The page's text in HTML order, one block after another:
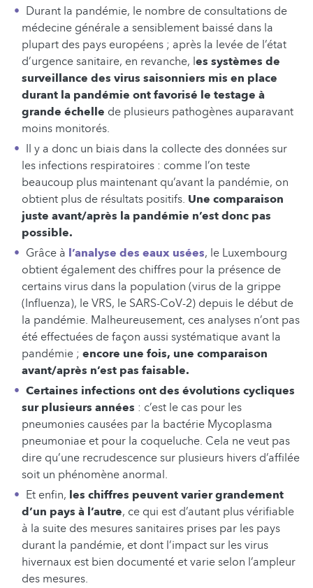
Durant la pandémie, le nombre de consultations de
médecine générale a sensiblement baissé dans la
plupart des pays européens ; après la levée de l’état
d’urgence sanitaire, en revanche, les systèmes de
surveillance des virus saisonniers mis en place
durant la pandémie ont favorisé le testage à
grande échelle de plusieurs pathogènes auparavant
moins monitorés.
Il y a donc un biais dans la collecte des données sur
les infections respiratoires : comme l’on teste
beaucoup plus maintenant qu’avant la pandémie, on
obtient plus de résultats positifs. Une comparaison
juste avant/après la pandémie n’est donc pas
possible.
Grâce à l’analyse des eaux usées, le Luxembourg
obtient également des chiffres pour la présence de
certains virus dans la population (virus de la grippe
(Influenza), le VRS, le SARS-CoV-2) depuis le début de
la pandémie. Malheureusement, ces analyses n’ont pas
été effectuées de façon aussi systématique avant la
pandémie ; encore une fois, une comparaison
avant/après n’est pas faisable.
Certaines infections ont des évolutions cycliques
sur plusieurs années : c’est le cas pour les
pneumonies causées par la bactérie Mycoplasma
pneumoniae et pour la coqueluche. Cela ne veut pas
dire qu’une recrudescence sur plusieurs hivers d’affilée
soit un phénomène anormal.
Et enfin, les chiffres peuvent varier grandement
d’un pays à l’autre, ce qui est d’autant plus vérifiable
à la suite des mesures sanitaires prises par les pays
durant la pandémie, et dont l’impact sur les virus
hivernaux est bien documenté et varie selon l’ampleur
des mesures.